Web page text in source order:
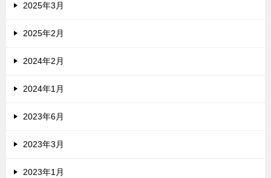
2025年3月
2025年2月
2024年2月
2024年1月
2023年6月
2023年3月
2023年1月